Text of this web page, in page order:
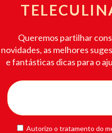
Queremos partilhar
novidades, as melhores
e fantásticas dicas para o
Autorizo o tratamento do